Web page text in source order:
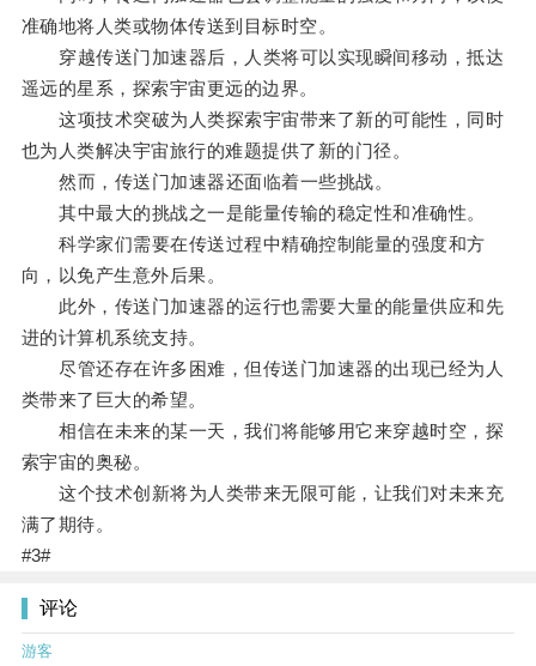
准确地将人类或物体传送到目标时空。
穿越传送门加速器后，人类将可以实现瞬间移动，抵达
遥远的星系，探索宇宙更远的边界。
这项技术突破为人类探索宇宙带来了新的可能性，同时
也为人类解决宇宙旅行的难题提供了新的门径。
然而，传送门加速器还面临着一些挑战。
其中最大的挑战之一是能量传输的稳定性和准确性。
科学家们需要在传送过程中精确控制能量的强度和方
向，以免产生意外后果。
此外，传送门加速器的运行也需要大量的能量供应和先
进的计算机系统支持。
尽管还存在许多困难，但传送门加速器的出现已经为人
类带来了巨大的希望。
相信在未来的某一天，我们将能够用它来穿越时空，探
索宇宙的奥秘。
这个技术创新将为人类带来无限可能，让我们对未来充
满了期待。
#3#
评论
游客